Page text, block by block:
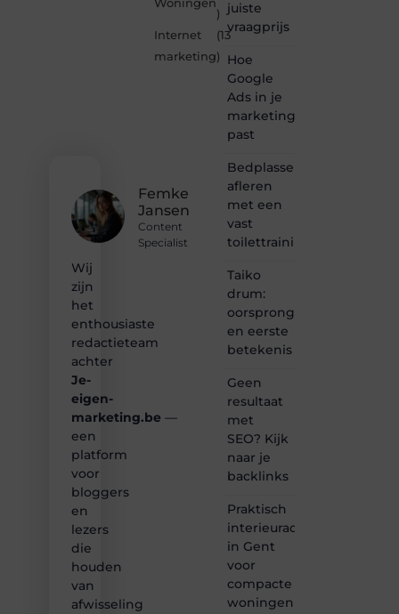
Femke
Jansen
Content
Specialist
Wij
zijn
het
enthousiaste
redactieteam
achter
Je-
eigen-
marketing.be —
een
platform
voor
bloggers
en
lezers
die
houden
van
afwisseling
Woningen
)
Internet
marketing
(13
)
juiste
vraagprijs
Hoe
Google
Ads in je
marketingmix
past
Bedplassen
afleren
met een
vast
toilettrainingschema
Taiko
drum:
oorsprong
en eerste
betekenis
Geen
resultaat
met
SEO? Kijk
naar je
backlinks
Praktisch
interieuradvies
in Gent
voor
compacte
woningen